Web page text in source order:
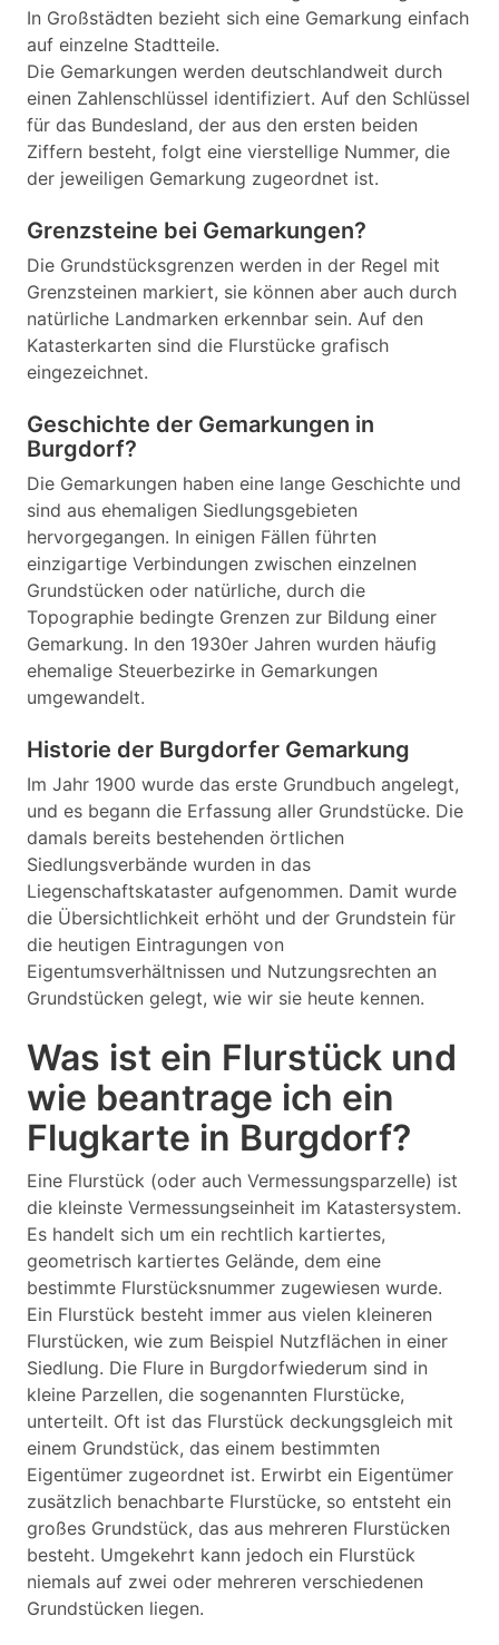
In Großstädten bezieht sich eine Gemarkung einfach
auf einzelne Stadtteile.
Die Gemarkungen werden deutschlandweit durch
einen Zahlenschlüssel identifiziert. Auf den Schlüssel
für das Bundesland, der aus den ersten beiden
Ziffern besteht, folgt eine vierstellige Nummer, die
der jeweiligen Gemarkung zugeordnet ist.
Grenzsteine bei Gemarkungen?
Die Grundstücksgrenzen werden in der Regel mit
Grenzsteinen markiert, sie können aber auch durch
natürliche Landmarken erkennbar sein. Auf den
Katasterkarten sind die Flurstücke grafisch
eingezeichnet.
Geschichte der Gemarkungen in
Burgdorf?
Die Gemarkungen haben eine lange Geschichte und
sind aus ehemaligen Siedlungsgebieten
hervorgegangen. In einigen Fällen führten
einzigartige Verbindungen zwischen einzelnen
Grundstücken oder natürliche, durch die
Topographie bedingte Grenzen zur Bildung einer
Gemarkung. In den 1930er Jahren wurden häufig
ehemalige Steuerbezirke in Gemarkungen
umgewandelt.
Historie der Burgdorfer Gemarkung
Im Jahr 1900 wurde das erste Grundbuch angelegt,
und es begann die Erfassung aller Grundstücke. Die
damals bereits bestehenden örtlichen
Siedlungsverbände wurden in das
Liegenschaftskataster aufgenommen. Damit wurde
die Übersichtlichkeit erhöht und der Grundstein für
die heutigen Eintragungen von
Eigentumsverhältnissen und Nutzungsrechten an
Grundstücken gelegt, wie wir sie heute kennen.
Was ist ein Flurstück und
wie beantrage ich ein
Flugkarte in Burgdorf?
Eine Flurstück (oder auch Vermessungsparzelle) ist
die kleinste Vermessungseinheit im Katastersystem.
Es handelt sich um ein rechtlich kartiertes,
geometrisch kartiertes Gelände, dem eine
bestimmte Flurstücksnummer zugewiesen wurde.
Ein Flurstück besteht immer aus vielen kleineren
Flurstücken, wie zum Beispiel Nutzflächen in einer
Siedlung. Die Flure in Burgdorfwiederum sind in
kleine Parzellen, die sogenannten Flurstücke,
unterteilt. Oft ist das Flurstück deckungsgleich mit
einem Grundstück, das einem bestimmten
Eigentümer zugeordnet ist. Erwirbt ein Eigentümer
zusätzlich benachbarte Flurstücke, so entsteht ein
großes Grundstück, das aus mehreren Flurstücken
besteht. Umgekehrt kann jedoch ein Flurstück
niemals auf zwei oder mehreren verschiedenen
Grundstücken liegen.